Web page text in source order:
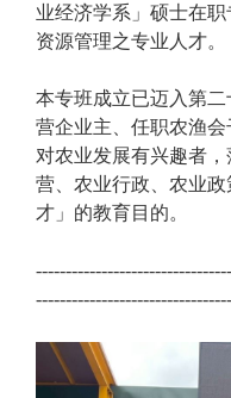
业经济学系」硕士在
资源管理之专业人才。
本专班成立已迈入第
营企业主、任职农渔
对农业发展有兴趣者
营、农业行政、农业
才」的教育目的。